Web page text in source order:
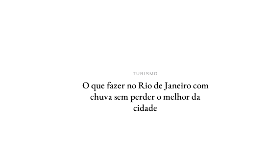
TURISMO
O que fazer no Rio de Janeiro com
chuva sem perder o melhor da
cidade